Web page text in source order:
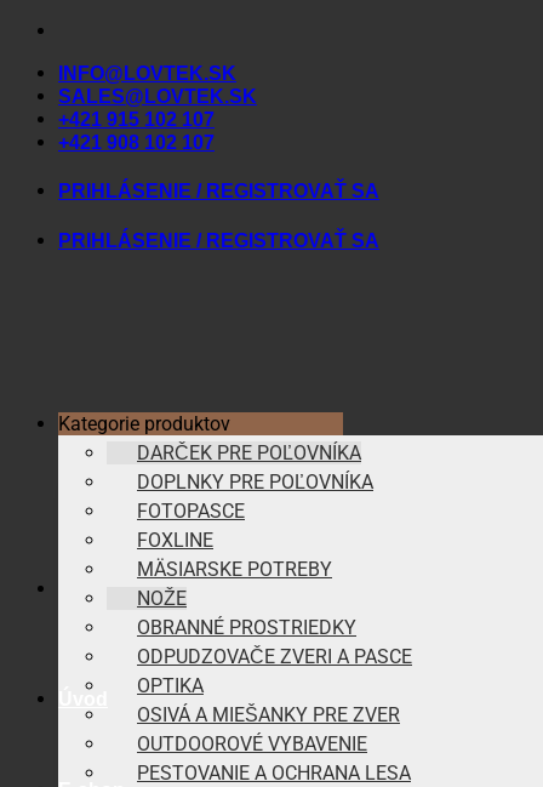
Skip
contentINFO@LOVTEK.SK
SALES@LOVTEK.SK
+421 915 102 107
+421 908 102 107
PRIHLÁSENIE / REGISTROVAŤ SA
PRIHLÁSENIE / REGISTROVAŤ SA
Kategorie produktov
DARČEK PRE POĽOVNÍKA
DOPLNKY PRE POĽOVNÍKA
FOTOPASCE
FOXLINE
MÄSIARSKE POTREBY
NOŽE
OBRANNÉ PROSTRIEDKY
ODPUDZOVAČE ZVERI A PASCE
OPTIKA
OSIVÁ A MIEŠANKY PRE ZVER
OUTDOOROVÉ VYBAVENIE
PESTOVANIE A OCHRANA LESA